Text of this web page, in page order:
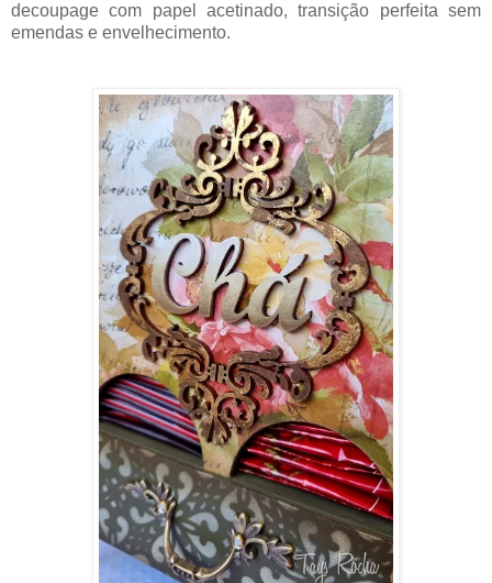
decoupage com papel acetinado, transição perfeita sem
emendas e envelhecimento.